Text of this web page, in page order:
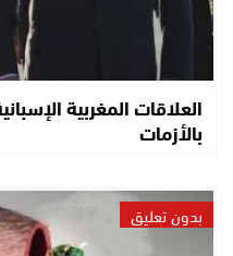
العلاقات المغربية
بالأزمات
بدون تعليق